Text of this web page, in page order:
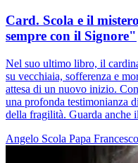
Card. Scola e il
sempre con il Signore"
Nel suo ultimo libro, il
su vecchiaia, sofferenza e
attesa di un nuovo inizio.
una profonda testimonianza
della fragilità. Guarda anche
Angelo Scola Papa Francesco